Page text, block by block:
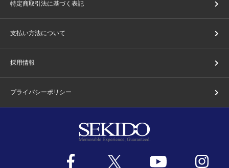
特定商取引法に基づく表記
支払い方法について
採用情報
プライバシーポリシー